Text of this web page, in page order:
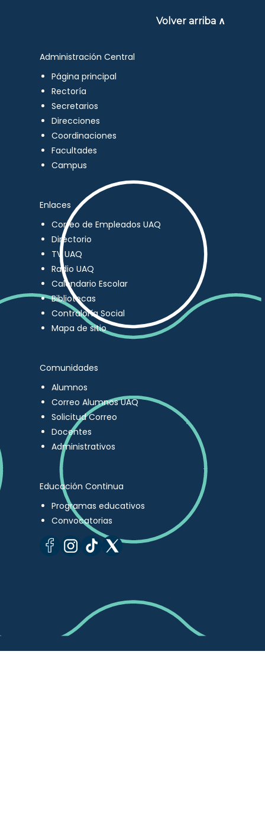
Volver arriba ∧
Administración Central
Página principal
Rectoría
Secretarios
Direcciones
Coordinaciones
Facultades
Campus
Enlaces
Correo de Empleados UAQ
Directorio
TV UAQ
Radio UAQ
Calendario Escolar
Bibliotecas
Contraloría Social
Mapa de sitio
Comunidades
Alumnos
Correo Alumnos UAQ
Solicitud Correo
Docentes
Administrativos
Educación Continua
Programas educativos
Convocatorias